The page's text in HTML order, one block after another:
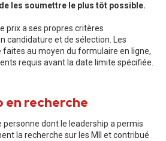
les soumettre le plus tôt possible.
prix a ses propres critères
candidature et de sélection. Les
au moyen du formulaire en ligne,
requis avant la date limite spécifiée.
en recherche
personne dont le leadership a permis
la recherche sur les MII et contribué